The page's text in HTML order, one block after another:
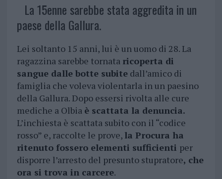
La 15enne sarebbe stata aggredita in un
paese della Gallura.
Lei soltanto 15 anni, lui è un uomo di 28. La
ragazzina sarebbe tornata ricoperta di
sangue dalle botte subitedall’amico di
famiglia che voleva violentarla in un paesino
della Gallura. Dopo essersi rivolta alle cure
mediche a Olbia è scattata la denuncia.
L’inchiesta è scattata subito con il “codice
rosso” e, raccolte le prove, la Procura ha
ritenuto fossero elementi sufficienti per
disporre l’arresto del presunto stupratore, che
ora si trova in carcere.